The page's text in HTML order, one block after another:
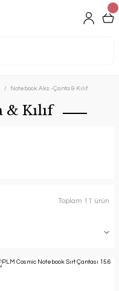
Notebook Aks -Çanta & Kılıf
Kılıf
Toplam 11 ürün